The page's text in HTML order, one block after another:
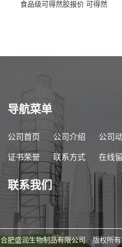
食品级可得然胶报价 可得然
导航菜单
公司首页 公司介绍 公司
证书荣誉 联系方式 在线
联系我们
合肥盛润生物制品有限公司 版权所有